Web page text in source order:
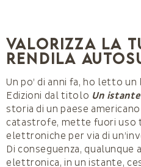
Valorizza la
rendila
Un po’ di anni fa, ho letto
Edizioni dal titolo Un
storia di un paese
catastrofe, met­te fuori uso
elettroniche per via di
Di conse­guenza, qualunque
elettronica, in un istante,